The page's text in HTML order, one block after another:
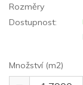
Rozměry
Dostupnost:
Množství (m2)